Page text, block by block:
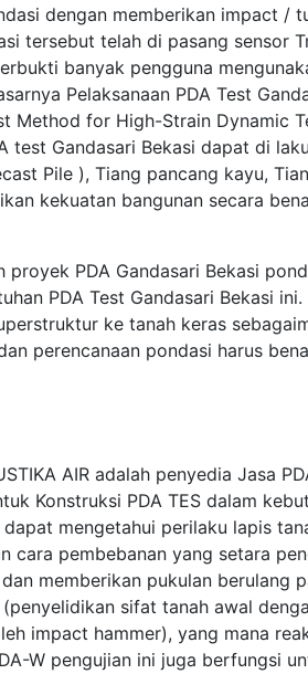
dengan memberikan impact /
tersebut telah di pasang sensor
banyak pengguna
Pelaksanaan PDA Test
Method for High-Strain Dynamic
test Gandasari Bekasi dapat di
Pile ), Tiang pancang kayu,
kekuatan bangunan secara
proyek PDA Gandasari Bekasi
PDA Test Gandasari Bekasi
ke tanah keras
perencanaan pondasi harus
AIR adalah penyedia Jasa
Konstruksi PDA TES dalam
mengetahui perilaku lapis
cara pembebanan yang setara
memberikan pukulan berulang
sifat tanah awal
impact hammer), yang mana
W pengujian ini juga berfungsi